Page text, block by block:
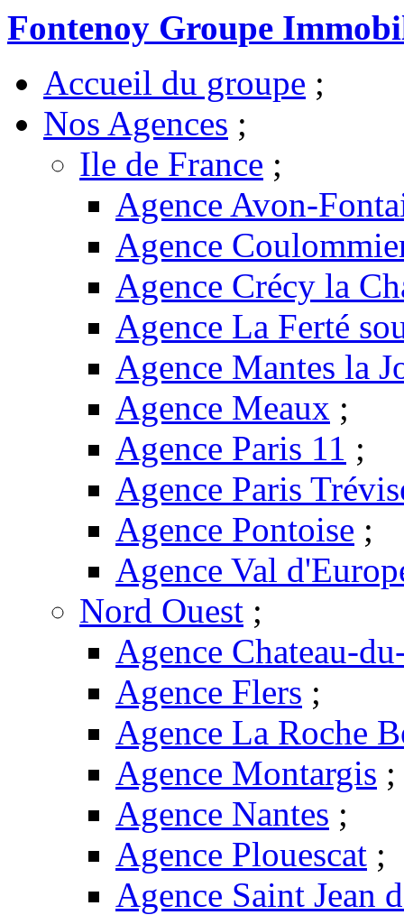
Fontenoy Groupe
Accueil du groupe ;
Nos Agences ;
Ile de France ;
Agence Avon-
Agence
Agence Crécy la
Agence La Ferté
Agence Mantes la
Agence Meaux ;
Agence Paris 11 ;
Agence Paris
Agence Pontoise ;
Agence Val
Nord Ouest ;
Agence Chateau-
Agence Flers ;
Agence La Roche
Agence Montargis ;
Agence Nantes ;
Agence Plouescat ;
Agence Saint Jean